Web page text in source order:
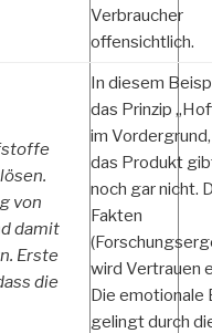
Verbraucher
offensichtlich.
von
damit
Erste
die
In diesem
das Prinzip
im
das Produkt
noch gar nicht.
Fakten
wird Vertrauen
Die emotionale
gelingt durch